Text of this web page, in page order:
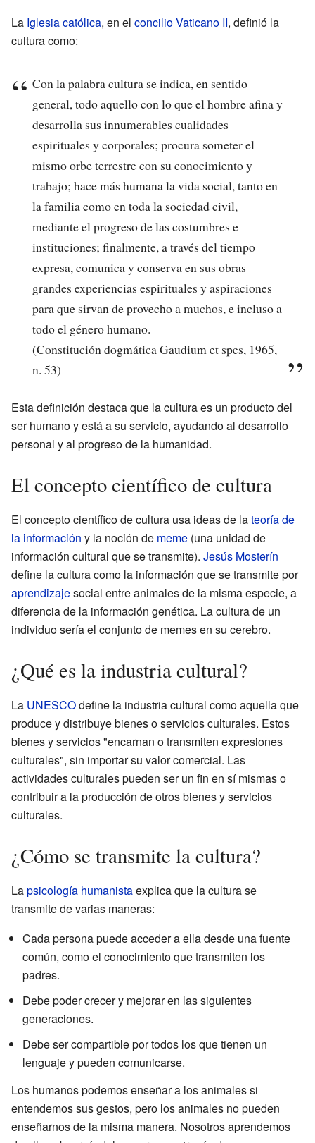
La Iglesia católica, en el concilio Vaticano II, definió la
cultura como:
Con la palabra cultura se indica, en sentido
general, todo aquello con lo que el hombre afina y
desarrolla sus innumerables cualidades
espirituales y corporales; procura someter el
mismo orbe terrestre con su conocimiento y
trabajo; hace más humana la vida social, tanto en
la familia como en toda la sociedad civil,
mediante el progreso de las costumbres e
instituciones; finalmente, a través del tiempo
expresa, comunica y conserva en sus obras
grandes experiencias espirituales y aspiraciones
para que sirvan de provecho a muchos, e incluso a
todo el género humano.
(Constitución dogmática Gaudium et spes, 1965,
n. 53)
Esta definición destaca que la cultura es un producto del
ser humano y está a su servicio, ayudando al desarrollo
personal y al progreso de la humanidad.
El concepto científico de cultura
El concepto científico de cultura usa ideas de lateoría de
la información y la noción de meme (una unidad de
información cultural que se transmite). Jesús Mosterín
define la cultura como la información que se transmite por
aprendizajesocial entre animales de la misma especie, a
diferencia de la información genética. La cultura de un
individuo sería el conjunto de memes en su cerebro.
¿Qué es la industria cultural?
La UNESCOdefine la industria cultural como aquella que
produce y distribuye bienes o servicios culturales. Estos
bienes y servicios "encarnan o transmiten expresiones
culturales", sin importar su valor comercial. Las
actividades culturales pueden ser un fin en sí mismas o
contribuir a la producción de otros bienes y servicios
culturales.
¿Cómo se transmite la cultura?
Lapsicología humanistaexplica que la cultura se
transmite de varias maneras:
Cada persona puede acceder a ella desde una fuente
común, como el conocimiento que transmiten los
padres.
Debe poder crecer y mejorar en las siguientes
generaciones.
Debe ser compartible por todos los que tienen un
lenguaje y pueden comunicarse.
Los humanos podemos enseñar a los animales si
entendemos sus gestos, pero los animales no pueden
enseñarnos de la misma manera. Nosotros aprendemos